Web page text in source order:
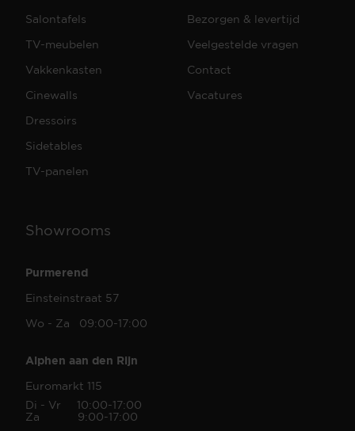
Salontafels
TV-meubelen
Vakkenkasten
Cinewalls
Dressoirs
Sidetables
TV-panelen
Bezorgen & levertijd
Veelgestelde vragen
Contact
Vacatures
Showrooms
Purmerend
Einsteinstraat 57
Wo - Za 09:00-17:00
Alphen aan den Rijn
Euromarkt 115
Di - Vr 10:00-17:00
Za 9:00-17:00